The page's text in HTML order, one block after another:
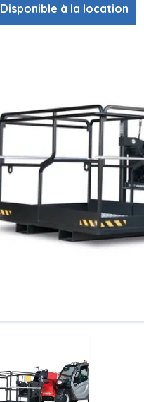
Disponible à la location